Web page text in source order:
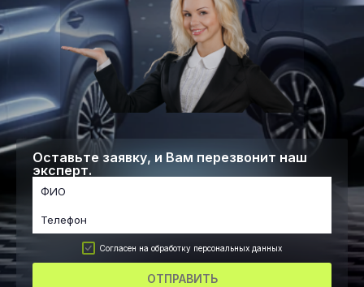
Оставьте заявку, и Вам перезвонит наш
эксперт.
Согласен на обработку персональных данных
ОТПРАВИТЬ